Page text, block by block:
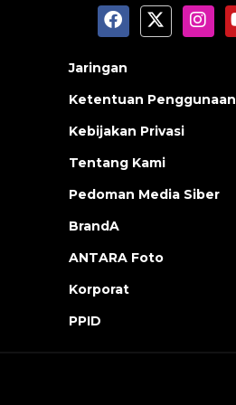
Jaringan
Ketentuan Penggunaan
Kebijakan Privasi
Tentang Kami
Pedoman Media Siber
BrandA
ANTARA Foto
Korporat
PPID